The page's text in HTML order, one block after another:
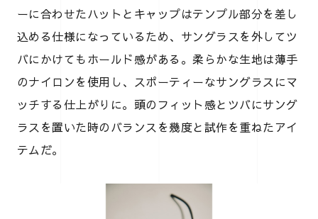
ーに合わせたハットとキャップはテンプル部分を差し
込める仕様になっているため、サングラスを外してツ
バにかけてもホールド感がある。柔らかな生地は薄手
のナイロンを使用し、スポーティーなサングラスにマ
ッチする仕上がりに。頭のフィット感とツバにサング
ラスを置いた時のバランスを幾度と試作を重ねたアイ
テムだ。